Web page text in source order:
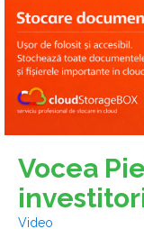
Vocea
Video